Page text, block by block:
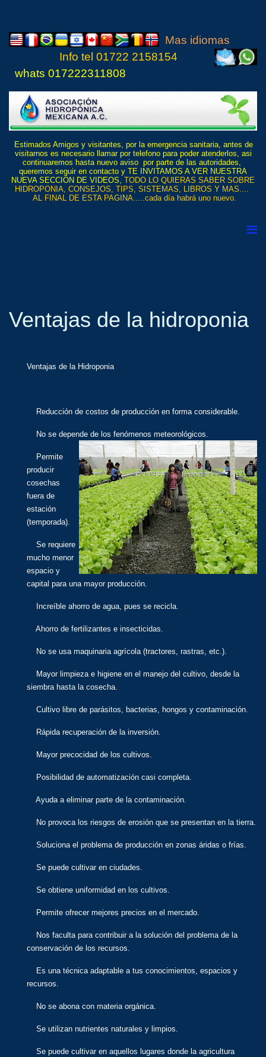
Mas idiomas
Info tel 01722 2158154
whats 017222311808
Estimados Amigos y visitantes, por la emergencia sanitaria, antes de
visitarnos es necesario llamar por telefono para poder atenderlos, asi
continuaremos hasta nuevo aviso por parte de las autoridades,
queremos seguir en contacto y TE INVITAMOS A VER NUESTRA
NUEVA SECCIÓN DE VIDEOS, TODO LO QUIERAS SABER SOBRE
HIDROPONIA, CONSEJOS, TIPS, SISTEMAS, LIBROS Y MAS....
AL FINAL DE ESTA PAGINA.....cada día habrá uno nuevo.
Ventajas de la hidroponia
Ventajas de la Hidroponia
Reducción de costos de producción en forma considerable.
No se depende de los fenómenos meteorológicos.
Permite
producir
cosechas
fuera de
estación
(temporada).
Se requiere
mucho menor
espacio y
capital para una mayor producción.
Increíble ahorro de agua, pues se recicla.
Ahorro de fertilizantes e insecticidas.
No se usa maquinaria agrícola (tractores, rastras, etc.).
Mayor limpieza e higiene en el manejo del cultivo, desde la
siembra hasta la cosecha.
Cultivo libre de parásitos, bacterias, hongos y contaminación.
Rápida recuperación de la inversión.
Mayor precocidad de los cultivos.
Posibilidad de automatización casi completa.
Ayuda a eliminar parte de la contaminación.
No provoca los riesgos de erosión que se presentan en la tierra.
Soluciona el problema de producción en zonas áridas o frías.
Se puede cultivar en ciudades.
Se obtiene uniformidad en los cultivos.
Permite ofrecer mejores precios en el mercado.
Nos faculta para contribuir a la solución del problema de la
conservación de los recursos.
Es una técnica adaptable a tus conocimientos, espacios y
recursos.
No se abona con materia orgánica.
Se utilizan nutrientes naturales y limpios.
Se puede cultivar en aquellos lugares donde la agricultura